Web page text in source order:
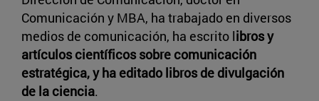
Comunicación y MBA, ha trabajado en diversos
medios de comunicación, ha escrito libros y
artículos científicos sobre comunicación
estratégica, y ha editado libros de divulgación
de la ciencia.